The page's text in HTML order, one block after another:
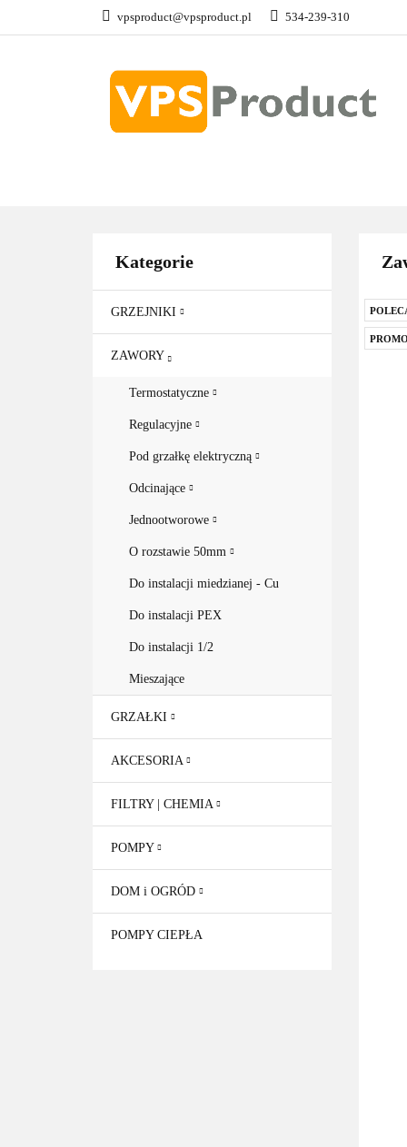
vpsproduct@vpsproduct.pl 534-239-310
GRZEJNIKI
Kategorie
GRZEJNIKI
ZAWORY
Termostatyczne
Regulacyjne
Pod grzałkę elektryczną
Odcinające
Jednootworowe
O rozstawie 50mm
Do instalacji miedzianej - Cu
Do instalacji PEX
Do instalacji 1/2
Mieszające
GRZAŁKI
AKCESORIA
FILTRY | CHEMIA
POMPY
DOM i OGRÓD
POMPY CIEPŁA